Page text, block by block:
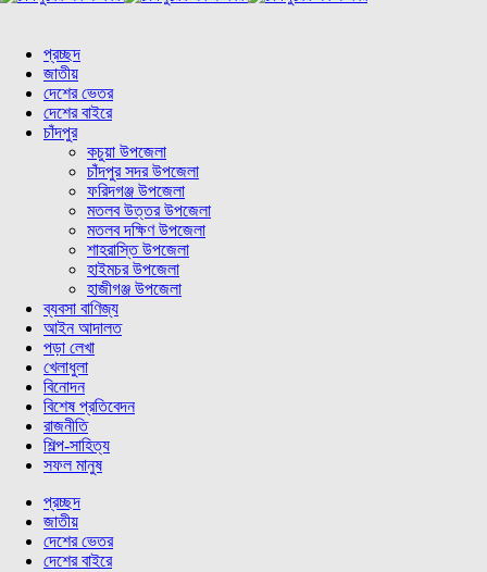
প্রচ্ছদ
জাতীয়
দেশের ভেতর
দেশের বাইরে
চাঁদপুর
কচুয়া উপজেলা
চাঁদপুর সদর উপজেলা
ফরিদগঞ্জ উপজেলা
মতলব উত্তর উপজেলা
মতলব দক্ষিণ উপজেলা
শাহরাস্তি উপজেলা
হাইমচর উপজেলা
হাজীগঞ্জ উপজেলা
ব্যবসা বাণিজ্য
আইন আদালত
পড়া লেখা
খেলাধুলা
বিনোদন
বিশেষ প্রতিবেদন
রাজনীতি
শিল্প-সাহিত্য
সফল মানুষ
প্রচ্ছদ
জাতীয়
দেশের ভেতর
দেশের বাইরে